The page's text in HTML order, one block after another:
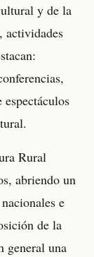
y de la
actividades
Rural
abriendo un
e
de la
general una